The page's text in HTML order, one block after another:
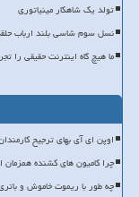
تولد یک شاهکار مینیاتوری
نسل سوم شاسی بلند ارباب
ما هیچ گاه اینترنت حقیقی را
اوپن ای آی بهای ترجیح
چرا کامیون های کشنده همزمان
چه طور با ریموت خاموش و